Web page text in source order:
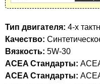
Тип двигателя: 4-х
Качество:
Вязкость: 5W-30
ACEA Стандарты:
ACEA Стандарты: